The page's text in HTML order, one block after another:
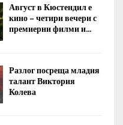
Август в Кюстендил е
кино – четири вечери с
премиерни филми и...
Разлог посреща младия
талант Виктория
Колева